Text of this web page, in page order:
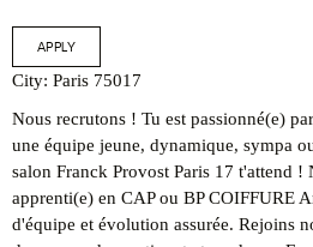
APPLY
City: Paris 75017
Nous recrutons ! Tu est passionné(e)
une équipe jeune, dynamique, sympa
salon Franck Provost Paris 17 t'attend !
apprenti(e) en CAP ou BP COIFFURE
d'équipe et évolution assurée. Rejoins